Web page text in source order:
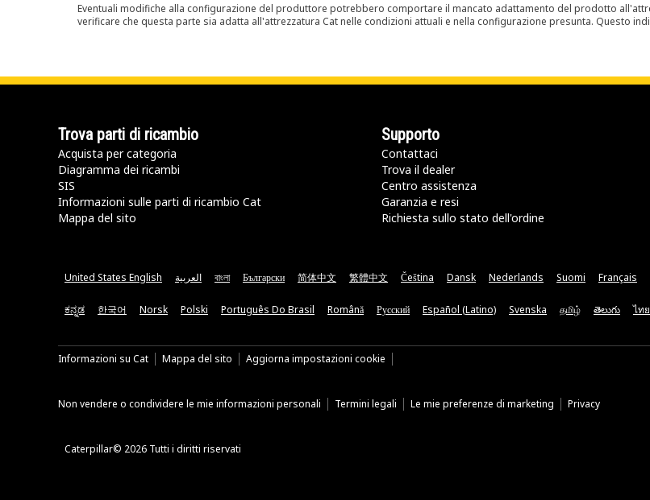
Eventuali modifiche alla configurazione del produttore potrebbero comportare il mancato adattamento del prodotto
verificare che questa parte sia adatta all'attrezzatura Cat nelle condizioni attuali e nella configurazione presunta. Questo
Trova parti di ricambio
Acquista per categoria
Diagramma dei ricambi
SIS
Informazioni sulle parti di ricambio Cat
Mappa del sito
Supporto
Contattaci
Trova il dealer
Centro assistenza
Garanzia e resi
Richiesta sullo stato dell'ordine
United States English العربية বাংলা Български 简体中文 繁體中文 Čeština Dansk Nederlands Suomi Français
ಕನ್ನಡ 한국어 Norsk Polski Português Do Brasil Română Русский Español (Latino) Svenska தமிழ் తెలుగు ไทย
Informazioni su Cat Mappa del sito Aggiorna impostazioni cookie
Non vendere o condividere le mie informazioni personali Termini legali Le mie preferenze di marketing Privacy
Caterpillar© 2026 Tutti i diritti riservati